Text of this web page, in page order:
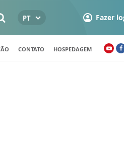
PT Fazer
CONTATO HOSPEDAGEM